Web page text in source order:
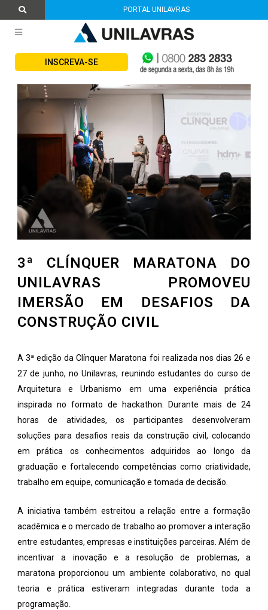
PORTAL UNILAVRAS
INSCREVA-SE
3ª CLÍNQUER MARATONA DO
UNILAVRAS PROMOVEU
IMERSÃO EM DESAFIOS DA
CONSTRUÇÃO CIVIL
A 3ª edição da Clínquer Maratona foi realizada nos dias 26 e
27 de junho, no Unilavras, reunindo estudantes do curso de
Arquitetura e Urbanismo em uma experiência prática
inspirada no formato de hackathon. Durante mais de 24
horas de atividades, os participantes desenvolveram
soluções para desafios reais da construção civil, colocando
em prática os conhecimentos adquiridos ao longo da
graduação e fortalecendo competências como criatividade,
trabalho em equipe, comunicação e tomada de decisão.
A iniciativa também estreitou a relação entre a formação
acadêmica e o mercado de trabalho ao promover a interação
entre estudantes, empresas e instituições parceiras. Além de
incentivar a inovação e a resolução de problemas, a
maratona proporcionou um ambiente colaborativo, no qual
teoria e prática estiveram integradas durante toda a
programação.